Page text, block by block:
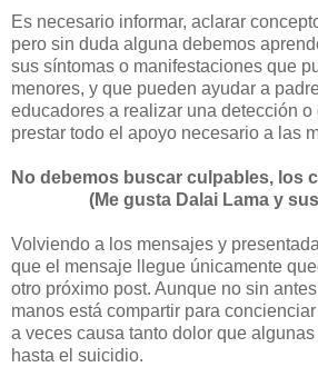
Es necesario informar, aclarar
pero sin duda alguna debemos
sus síntomas o manifestaciones que
menores, y que pueden ayudar a
educadores a realizar una detección
prestar todo el apoyo necesario a las
No debemos buscar culpables, los
(Me gusta Dalai Lama y
Volviendo a los mensajes y
que el mensaje llegue únicamente
otro próximo post. Aunque no sin
manos está compartir para
a veces causa tanto dolor que
hasta el suicidio.